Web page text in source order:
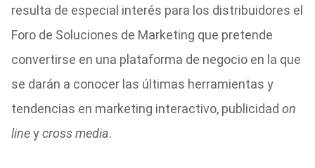
resulta de especial interés para los distribuidores el
Foro de Soluciones de Marketing que pretende
convertirse en una plataforma de negocio en la que
se darán a conocer las últimas herramientas y
tendencias en marketing interactivo, publicidad on
lineycross media.